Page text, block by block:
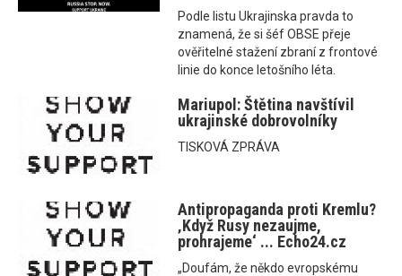
Podle listu Ukrajinska pravda to
znamená, že si šéf OBSE přeje
ověřitelné stažení zbraní z frontové
linie do konce letošního léta.
Mariupol: Štětina navštívil
ukrajinské dobrovolníky
TISKOVÁ ZPRÁVA
Antipropaganda proti Kremlu?
‚Když Rusy nezaujme,
prohrajeme‘ ... Echo24.cz
„Doufám, že někdo evropskému